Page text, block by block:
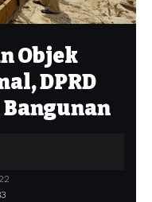
Objek
DPRD